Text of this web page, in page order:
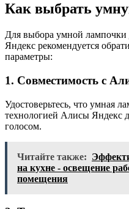
Как выбрать
Для выбора умной
Яндекс рекомендуется
параметры:
1. Совместимость с
Удостоверьтесь, что умная
технологией Алисы Яндекс
голосом.
Читайте также:
на кухне - освещение
помещения